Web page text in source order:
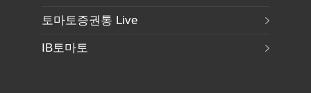
토마토증권통 Live
IB토마토